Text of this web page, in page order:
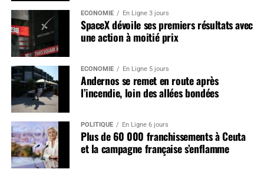
ÉCONOMIE En Ligne 3 jours
SpaceX dévoile ses premiers résultats avec
une action à moitié prix
ÉCONOMIE En Ligne 5 jours
Andernos se remet en route après
l’incendie, loin des allées bondées
POLITIQUE En Ligne 6 jours
Plus de 60 000 franchissements à Ceuta
et la campagne française s’enflamme